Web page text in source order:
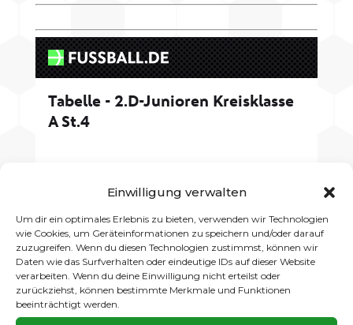
Einwilligung verwalten
Um dir ein optimales Erlebnis zu bieten, verwenden wir Technologien
wie Cookies, um Geräteinformationen zu speichern und/oder darauf
zuzugreifen. Wenn du diesen Technologien zustimmst, können wir
Daten wie das Surfverhalten oder eindeutige IDs auf dieser Website
verarbeiten. Wenn du deine Einwilligung nicht erteilst oder
zurückziehst, können bestimmte Merkmale und Funktionen
beeinträchtigt werden.